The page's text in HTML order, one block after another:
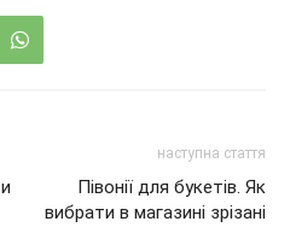
наступна стаття
Півонії для букетів. Як
вибрати в магазині зрізані